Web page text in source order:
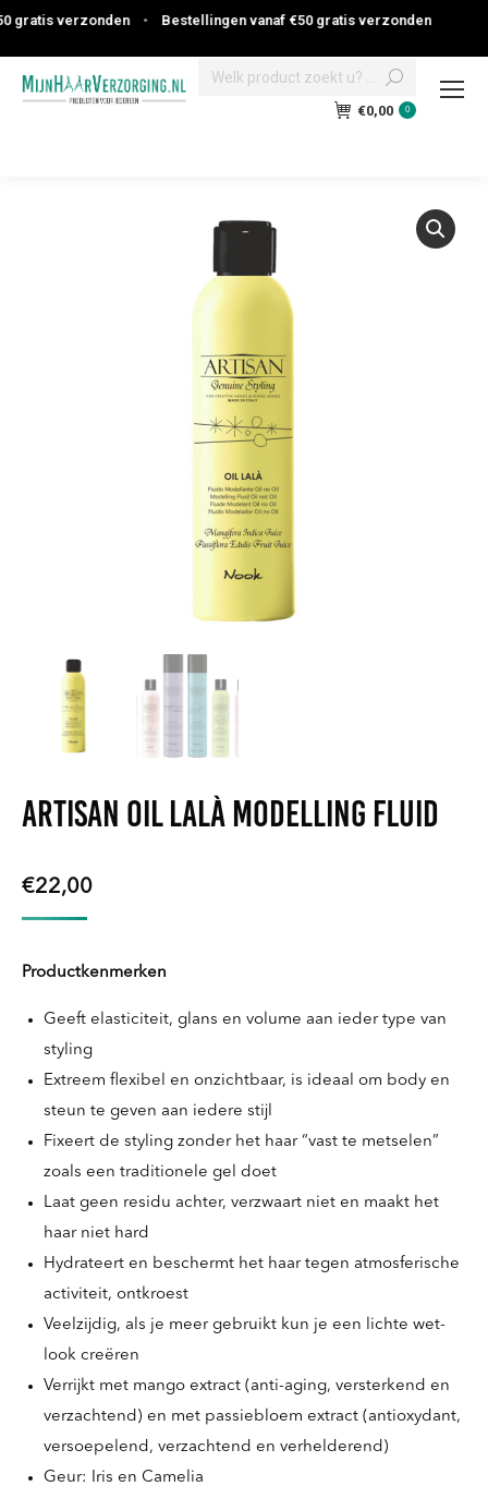
verzonden • Bestellingen vanaf €50 gratis verzonden
Search:
€0,00 0
Artisan Oil Lalà modelling fluid
€22,00
Productkenmerken
Geeft elasticiteit, glans en volume aan ieder type van
styling
Extreem flexibel en onzichtbaar, is ideaal om body en
steun te geven aan iedere stijl
Fixeert de styling zonder het haar “vast te metselen”
zoals een traditionele gel doet
Laat geen residu achter, verzwaart niet en maakt het
haar niet hard
Hydrateert en beschermt het haar tegen atmosferische
activiteit, ontkroest
Veelzijdig, als je meer gebruikt kun je een lichte wet-
look creëren
Verrijkt met mango extract (anti-aging, versterkend en
verzachtend) en met passiebloem extract (antioxydant,
versoepelend, verzachtend en verhelderend)
Geur: Iris en Camelia